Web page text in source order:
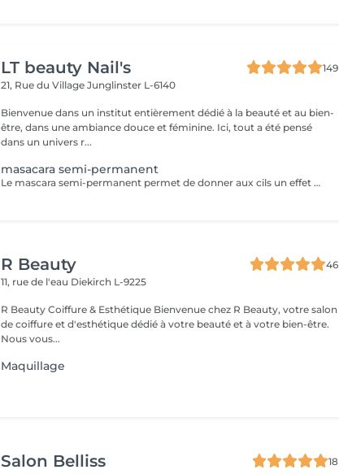
LT beauty Nail's
149
21, Rue du VillageJunglinster L-6140
Bienvenue dans un institut entièrement dédié à la beauté et au bien-
être, dans une ambiance douce et féminine. Ici, tout a été pensé
dans un univers r...
masacara semi-permanent
Le mascara semi-permanent permet de donner aux cils un effet maquillé durable sans avoir besoin d'appliquer du mascara tout les jours. aspect plus épais et allongé regard intensifié sans maquillage tenue 3 a 4 semaines
R Beauty
46
11, rue de l'eau Diekirch L-9225
R Beauty Coiffure & Esthétique Bienvenue chez R Beauty, votre salon
de coiffure et d'esthétique dédié à votre beauté et à votre bien-être.
Nous vous...
Maquillage
Salon Belliss
18